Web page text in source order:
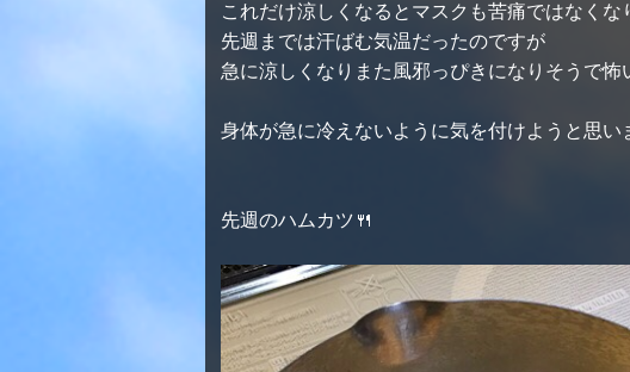
これだけ涼しくなるとマスクも苦痛ではなくな
先週までは汗ばむ気温だったのですが
急に涼しくなりまた風邪っぴきになりそうで怖
身体が急に冷えないように気を付けようと思い
先週のハムカツ🍴